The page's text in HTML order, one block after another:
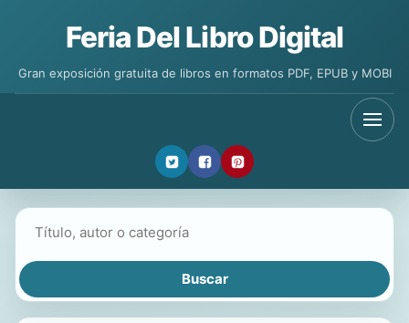
Feria Del Libro Digital
Gran exposición gratuita de libros en formatos PDF, EPUB y MOBI